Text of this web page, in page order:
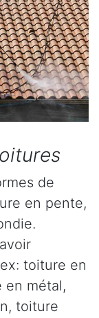
de
en pente,
toiture en
en métal,
toiture